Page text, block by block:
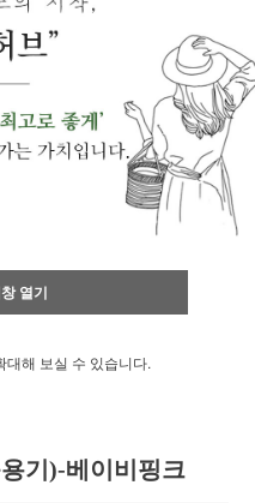
열기
대해 보실 수 있습니다.
기)-베이비핑크